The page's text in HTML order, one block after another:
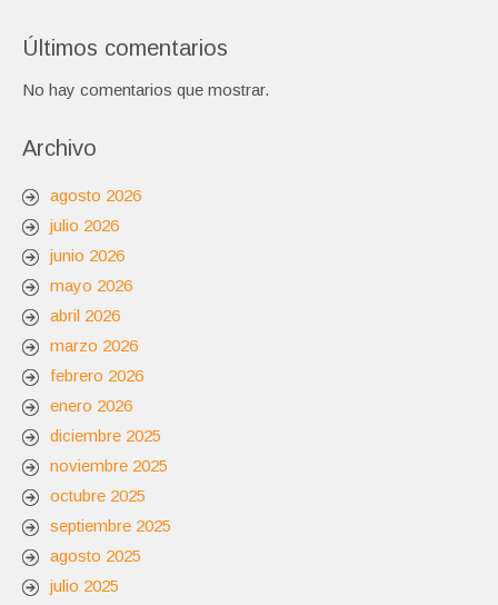
Últimos comentarios
No hay comentarios que mostrar.
Archivo
agosto 2026
julio 2026
junio 2026
mayo 2026
abril 2026
marzo 2026
febrero 2026
enero 2026
diciembre 2025
noviembre 2025
octubre 2025
septiembre 2025
agosto 2025
julio 2025